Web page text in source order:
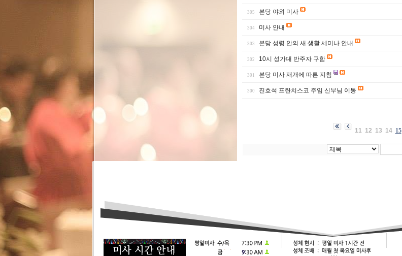
305 본당 야외 미사
304 미사 안내
303 본당 성령 안의 새 생활 세미나 안내
302 10시 성가대 반주자 구함
301 본당 미사 재개에 따른 지침
300 진호석 프란치스코 주임 신부님 이동
11 12 13 14 15